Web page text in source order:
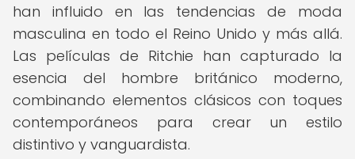
han influido en las tendencias de moda
masculina en todo el Reino Unido y más allá.
Las películas de Ritchie han capturado la
esencia del hombre británico moderno,
combinando elementos clásicos con toques
contemporáneos para crear un estilo
distintivo y vanguardista.